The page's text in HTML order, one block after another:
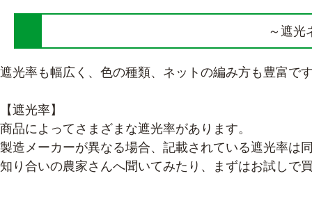
～遮光
遮光率も幅広く、色の種類、ネットの編み方も豊富で
【遮光率】
商品によってさまざまな遮光率があります。
製造メーカーが異なる場合、記載されている遮光率は
知り合いの農家さんへ聞いてみたり、まずはお試しで